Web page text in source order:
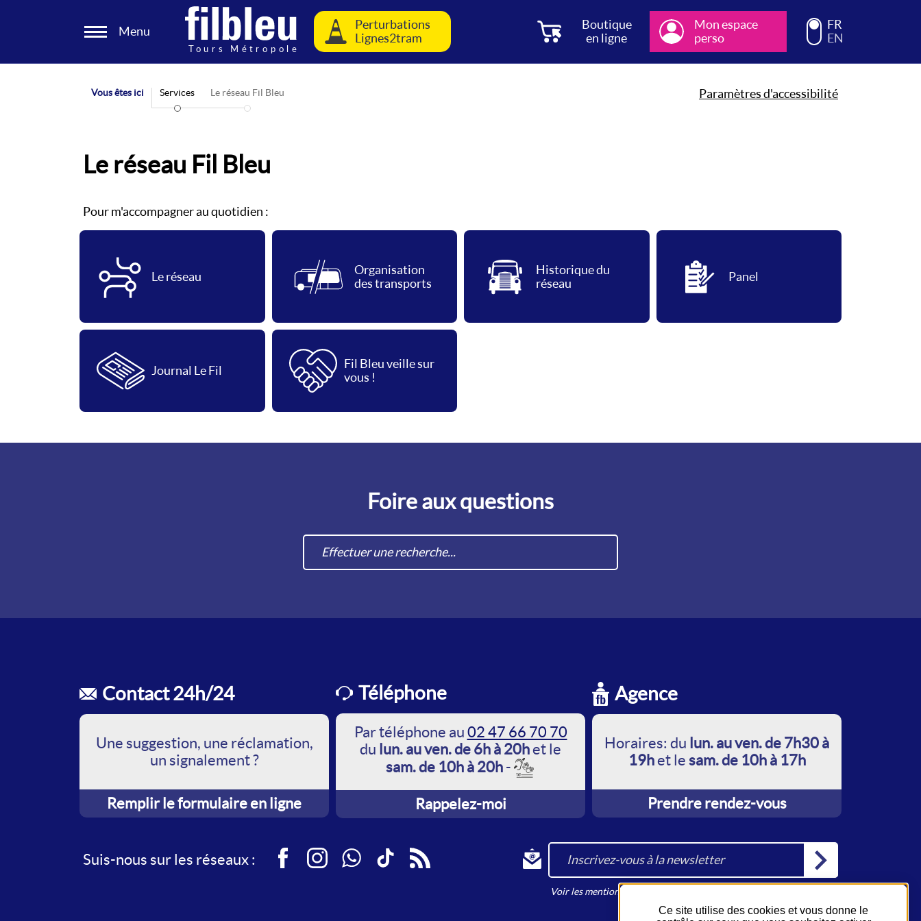
Menu
Perturbations
Lignes2tram
Boutique
en ligne
Mon espace
perso
Choisissez la langue
FR
EN
Paramètres d'accessibilité
Vous êtes ici Services Le réseau Fil Bleu
Le réseau Fil Bleu
Pour m'accompagner au quotidien :
Le réseau
Organisation
des transports
Historique du
réseau
Panel
Journal Le Fil
Fil Bleu veille sur
vous !
Foire aux questions
Contact 24h/24
Une suggestion, une réclamation,
un signalement ?
Remplir le formulaire en ligne
Téléphone
Par téléphone au 02 47 66 70 70
du lun. au ven. de 6h à 20het le
sam. de 10h à 20h-
Rappelez-moi
Agence
Horaires: du lun. au ven. de 7h30 à
19het le sam. de 10h à 17h
Prendre rendez-vous
Suis-nous sur les réseaux : FacebookInstagramWhatsApp
TikTokRSS
Inscrivez-vous à la newsletter
Voir les mentions RGPD
Ce site utilise des cookies et vous donne le